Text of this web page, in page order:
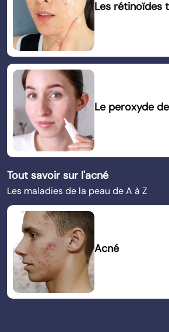
Les rétinoïdes
Le peroxyde
Tout savoir sur l'acné
Les maladies de la peau de A à Z
Acné